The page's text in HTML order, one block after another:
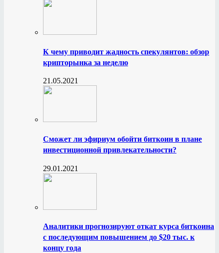
К чему приводит жадность спекулянтов: обзор
крипторынка за неделю
21.05.2021
Сможет ли эфириум обойти биткоин в плане
инвестиционной привлекательности?
29.01.2021
Аналитики прогнозируют откат курса биткоина
с последующим повышением до $20 тыс. к
концу года